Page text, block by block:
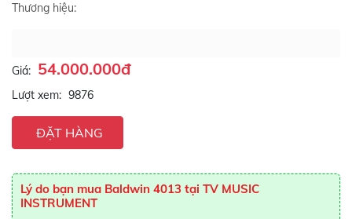
Thương hiệu:
Giá: 54.000.000đ
Lượt xem: 9876
ĐẶT HÀNG
Lý do bạn mua Baldwin 4013 tại TV MUSIC
INSTRUMENT